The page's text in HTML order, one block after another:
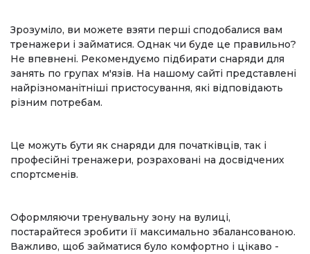
Зрозуміло, ви можете взяти перші сподобалися вам
тренажери і займатися. Однак чи буде це правильно?
Не впевнені. Рекомендуємо підбирати снаряди для
занять по групах м'язів. На нашому сайті представлені
найрізноманітніші пристосування, які відповідають
різним потребам.
Це можуть бути як снаряди для початківців, так і
професійні тренажери, розраховані на досвідчених
спортсменів.
Оформляючи тренувальну зону на вулиці,
постарайтеся зробити її максимально збалансованою.
Важливо, щоб займатися було комфортно і цікаво -